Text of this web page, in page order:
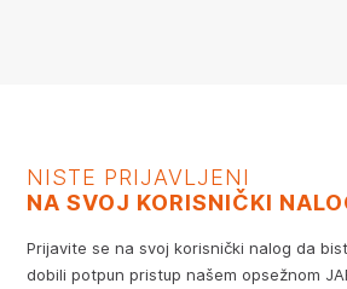
NISTE PRIJAVLJENI
NA SVOJ KORISNIČKI
Prijavite se na svoj korisnički nalog da
dobili potpun pristup našem opsežnom